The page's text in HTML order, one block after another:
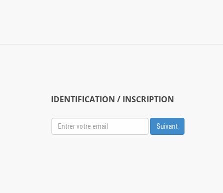
IDENTIFICATION / INSCRIPTION